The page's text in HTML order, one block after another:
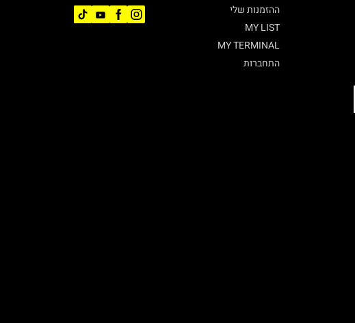
ההזמנות שלי
MY LIST
MY TERMINAL
התחברות